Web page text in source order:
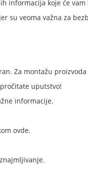
informacija koje će
su veoma važna za
Za montažu
uputstvo!
informacije.
ovde.